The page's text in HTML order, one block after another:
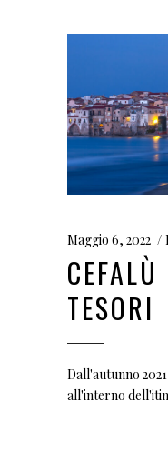
Maggio 6, 2022
TESORI
Dall'autunno
all'interno